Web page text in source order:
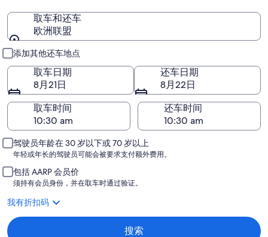
取车和还车
欧洲联盟
取车和还车
添加其他还车地点
取车日期
8月21日
还车日期
8月22日
取车时间
还车时间
驾驶员年龄在 30 岁以下或 70 岁以上
年轻或年长的驾驶员可能会被要求支付额外费用。
包括 AARP 会员价
须持有会员身份，并在取车时通过验证。
我有折扣码
搜索